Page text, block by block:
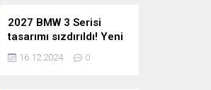
2027 BMW 3 Serisi
tasarımı sızdırıldı! Yeni
nesil sedan’dan
şaşırtıcı yenilikler!
16.12.2024 0